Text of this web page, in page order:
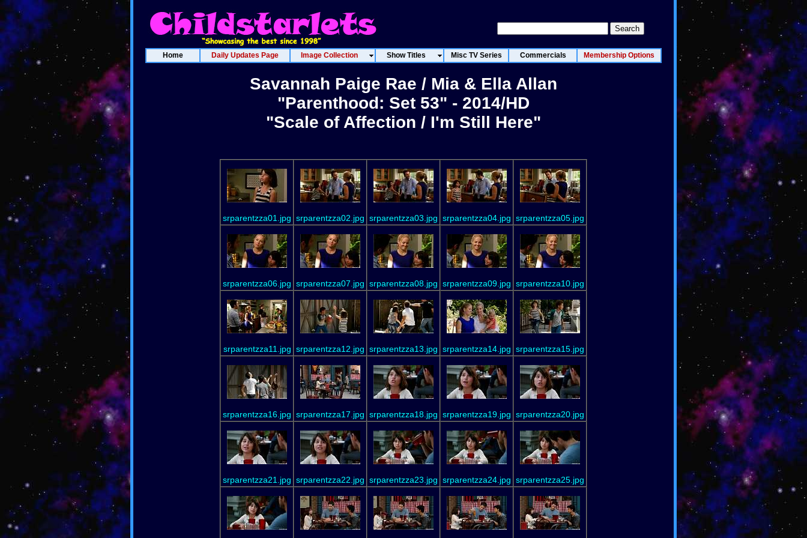
Home Daily Updates Page Image Collection Show Titles Misc TV Series Commercials Membership Options
Savannah Paige Rae / Mia & Ella Allan
"Parenthood: Set 53" - 2014/HD
"Scale of Affection / I'm Still Here"
srparentzza01.jpg srparentzza02.jpg srparentzza03.jpg srparentzza04.jpg srparentzza05.jpg
srparentzza06.jpg srparentzza07.jpg srparentzza08.jpg srparentzza09.jpg srparentzza10.jpg
srparentzza11.jpg srparentzza12.jpg srparentzza13.jpg srparentzza14.jpg srparentzza15.jpg
srparentzza16.jpg srparentzza17.jpg srparentzza18.jpg srparentzza19.jpg srparentzza20.jpg
srparentzza21.jpg srparentzza22.jpg srparentzza23.jpg srparentzza24.jpg srparentzza25.jpg